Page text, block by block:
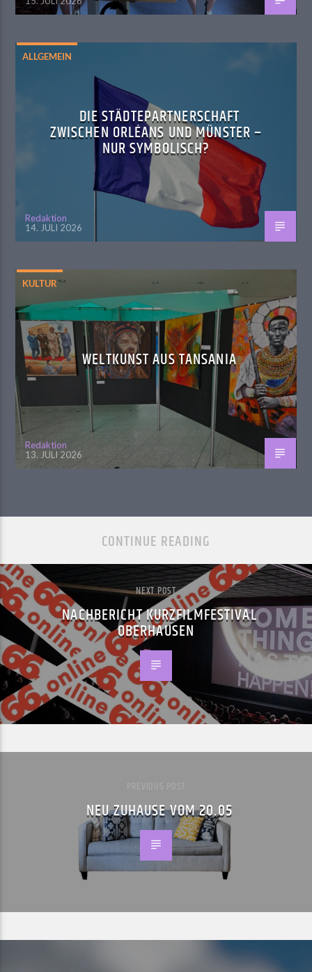
ALLGEMEIN
DIE STÄDTEPARTNERSCHAFT
ZWISCHEN ORLÉANS UND MÜNSTER –
NUR SYMBOLISCH?
Redaktion
14. JULI 2026
KULTUR
WELTKUNST AUS TANSANIA
Redaktion
13. JULI 2026
CONTINUE READING
NEXT POST
NACHBERICHT KURZFILMFESTIVAL
OBERHAUSEN
NEU ZUHAUSE VOM 20.05